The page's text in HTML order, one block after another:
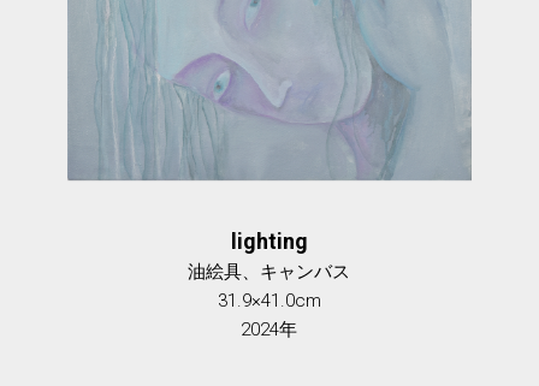
lighting
油絵具、キャンバス
31.9×41.0cm
2024年